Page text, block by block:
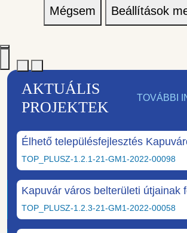
Mégsem Beállítások
AKTUÁLIS
PROJEKTEK
TOVÁBBI
Élhető településfejlesztés
TOP_PLUSZ-1.2.1-21-GM1-2022-00098
Kapuvár város belterületi útjainak
TOP_PLUSZ-1.2.3-21-GM1-2022-00058